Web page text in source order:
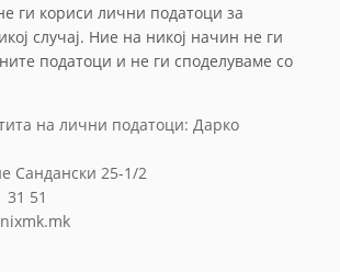
ги кориси лични податоци за
случај. Ние на никој начин не ги
податоци и не ги споделуваме со
на лични податоци: Дарко
Сандански 25-1/2
31 51